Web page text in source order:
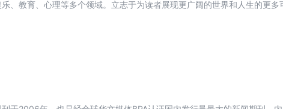
、教育、心理等多个领域。立志于为读者展现更广阔的世界和人生的更多